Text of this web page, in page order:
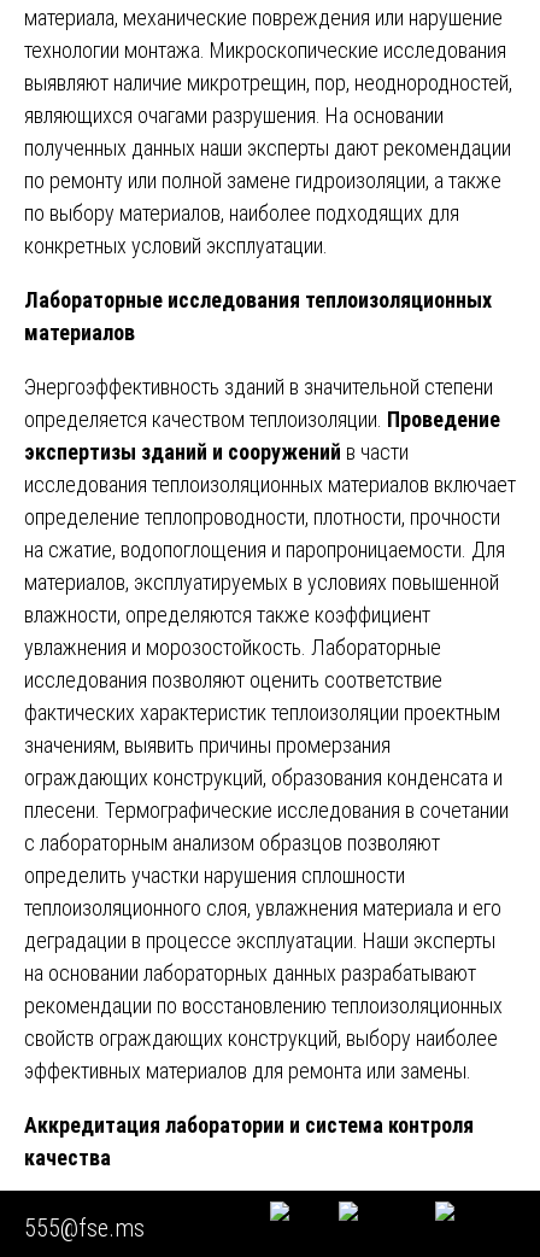
материала, механические повреждения или нарушение
технологии монтажа. Микроскопические исследования
выявляют наличие микротрещин, пор, неоднородностей,
являющихся очагами разрушения. На основании
полученных данных наши эксперты дают рекомендации
по ремонту или полной замене гидроизоляции, а также
по выбору материалов, наиболее подходящих для
конкретных условий эксплуатации.
Лабораторные исследования теплоизоляционных
материалов
Энергоэффективность зданий в значительной степени
определяется качеством теплоизоляции. Проведение
экспертизы зданий и сооружений в части
исследования теплоизоляционных материалов включает
определение теплопроводности, плотности, прочности
на сжатие, водопоглощения и паропроницаемости. Для
материалов, эксплуатируемых в условиях повышенной
влажности, определяются также коэффициент
увлажнения и морозостойкость. Лабораторные
исследования позволяют оценить соответствие
фактических характеристик теплоизоляции проектным
значениям, выявить причины промерзания
ограждающих конструкций, образования конденсата и
плесени. Термографические исследования в сочетании
с лабораторным анализом образцов позволяют
определить участки нарушения сплошности
теплоизоляционного слоя, увлажнения материала и его
деградации в процессе эксплуатации. Наши эксперты
на основании лабораторных данных разрабатывают
рекомендации по восстановлению теплоизоляционных
свойств ограждающих конструкций, выбору наиболее
эффективных материалов для ремонта или замены.
Аккредитация лаборатории и система контроля
качества
Лабораторный комплекс Союза «Федерация судебных
экспертов» имеет действующую аккредитацию в
555@fse.ms